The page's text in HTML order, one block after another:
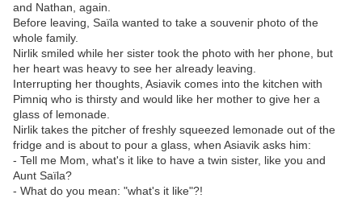
and Nathan, again.
Before leaving, Saïla wanted to take a souvenir photo of the
whole family.
Nirlik smiled while her sister took the photo with her phone, but
her heart was heavy to see her already leaving.
Interrupting her thoughts, Asiavik comes into the kitchen with
Pimniq who is thirsty and would like her mother to give her a
glass of lemonade.
Nirlik takes the pitcher of freshly squeezed lemonade out of the
fridge and is about to pour a glass, when Asiavik asks him:
- Tell me Mom, what's it like to have a twin sister, like you and
Aunt Saïla?
- What do you mean: "what's it like"?!